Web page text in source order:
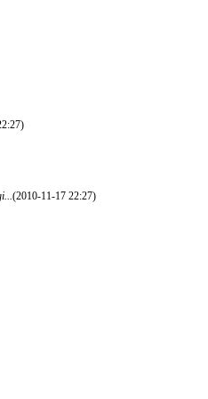
(2010-11-17 22:27)